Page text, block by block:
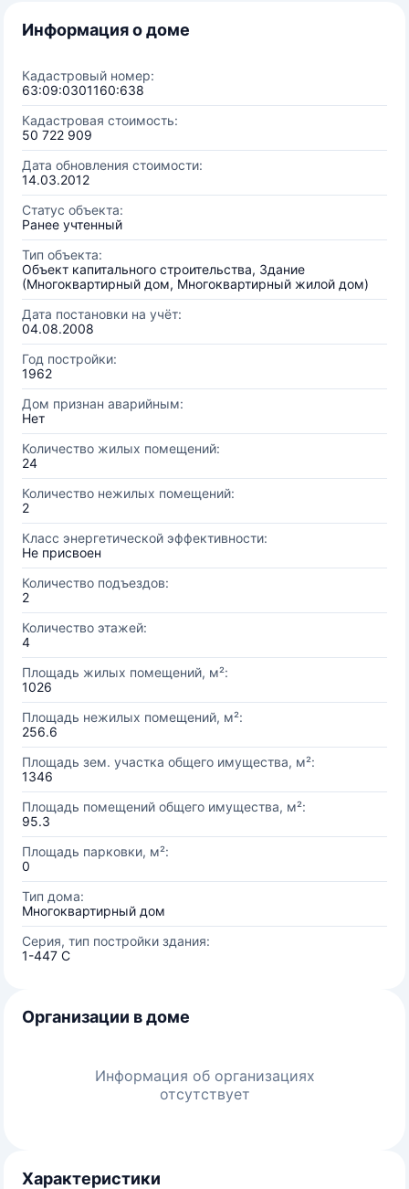
Информация о доме
Кадастровый номер:
63:09:0301160:638
Кадастровая стоимость:
50 722 909
Дата обновления стоимости:
14.03.2012
Статус объекта:
Ранее учтенный
Тип объекта:
Объект капитального строительства, Здание
(Многоквартирный дом, Многоквартирный жилой дом)
Дата постановки на учёт:
04.08.2008
Год постройки:
1962
Дом признан аварийным:
Нет
Количество жилых помещений:
24
Количество нежилых помещений:
2
Класс энергетической эффективности:
Не присвоен
Количество подъездов:
2
Количество этажей:
4
Площадь жилых помещений, м²:
1026
Площадь нежилых помещений, м²:
256.6
Площадь зем. участка общего имущества, м²:
1346
Площадь помещений общего имущества, м²:
95.3
Площадь парковки, м²:
0
Тип дома:
Многоквартирный дом
Серия, тип постройки здания:
1-447 С
Организации в доме
Информация об организациях
отсутствует
Характеристики